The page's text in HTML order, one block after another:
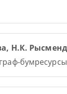
Н.К.